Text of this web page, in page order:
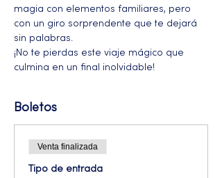
magia con elementos familiares, pero
con un giro sorprendente que te dejará
sin palabras.
¡No te pierdas este viaje mágico que
culmina en un final inolvidable!
Boletos
Venta finalizada
Tipo de entrada